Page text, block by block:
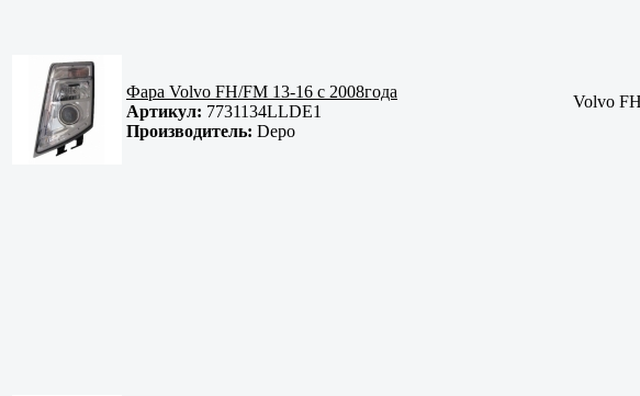
Фара Volvo FH/FM 13-16 c 2008года
Артикул: 7731134LLDE1
Производитель: Depo
Volvo